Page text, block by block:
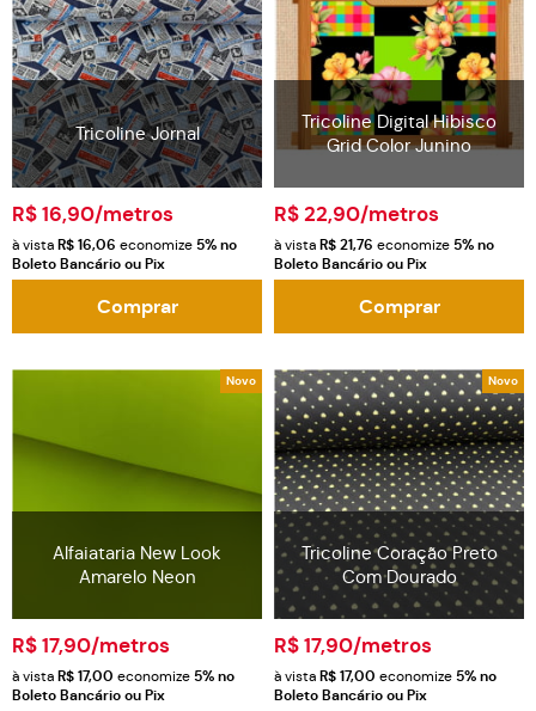
Tricoline Jornal
R$ 16,90/metros
à vista R$ 16,06 economize 5%no
Boleto Bancário ou Pix
Comprar
Tricoline Digital Hibisco
Grid Color Junino
R$ 22,90/metros
à vista R$ 21,76 economize 5%no
Boleto Bancário ou Pix
Comprar
Novo
Alfaiataria New Look
Amarelo Neon
R$ 17,90/metros
à vista R$ 17,00 economize 5%no
Boleto Bancário ou Pix
Novo
Tricoline Coração Preto
Com Dourado
R$ 17,90/metros
à vista R$ 17,00 economize 5%no
Boleto Bancário ou Pix